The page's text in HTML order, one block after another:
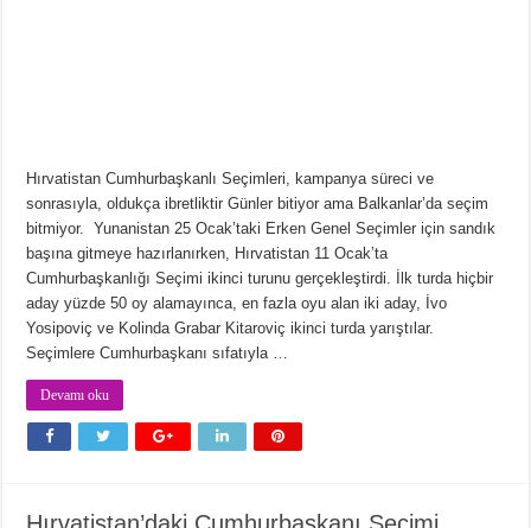
Hırvatistan Cumhurbaşkanlı Seçimleri, kampanya süreci ve
sonrasıyla, oldukça ibretliktir Günler bitiyor ama Balkanlar’da seçim
bitmiyor. Yunanistan 25 Ocak’taki Erken Genel Seçimler için sandık
başına gitmeye hazırlanırken, Hırvatistan 11 Ocak’ta
Cumhurbaşkanlığı Seçimi ikinci turunu gerçekleştirdi. İlk turda hiçbir
aday yüzde 50 oy alamayınca, en fazla oyu alan iki aday, İvo
Yosipoviç ve Kolinda Grabar Kitaroviç ikinci turda yarıştılar.
Seçimlere Cumhurbaşkanı sıfatıyla …
Devamı oku